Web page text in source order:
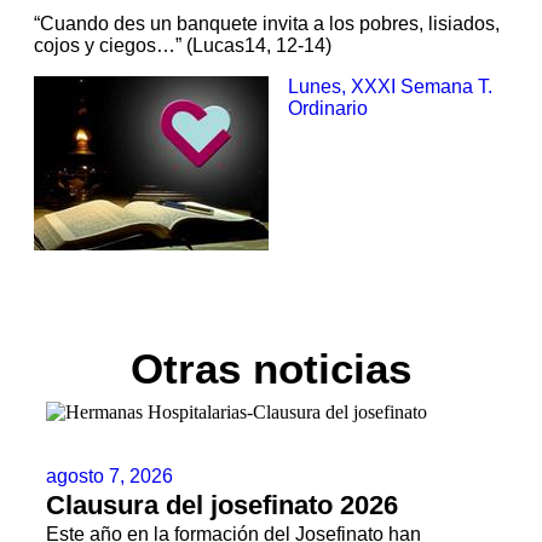
“Cuando des un banquete invita a los pobres, lisiados,
cojos y ciegos…” (Lucas14, 12-14)
Lunes, XXXI Semana T.
Ordinario
Otras noticias
agosto 7, 2026
Clausura del josefinato 2026
Este año en la formación del Josefinato han